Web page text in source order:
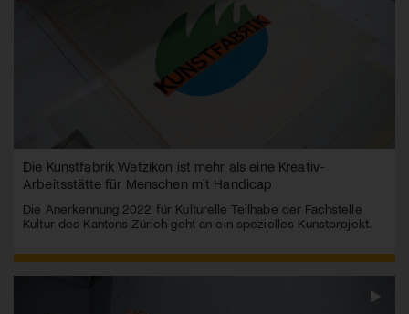
Die Kunstfabrik Wetzikon ist mehr als eine Kreativ-
Arbeitsstätte für Menschen mit Handicap
Die Anerkennung 2022 für Kulturelle Teilhabe der Fachstelle
Kultur des Kantons Zürich geht an ein spezielles Kunstprojekt.